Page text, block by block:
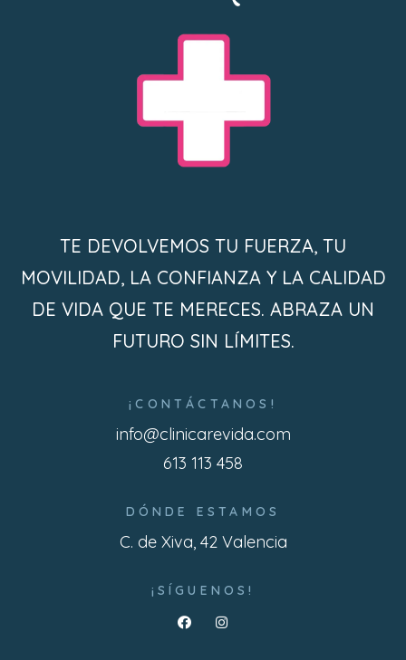
TE DEVOLVEMOS TU FUERZA, TU
MOVILIDAD, LA CONFIANZA Y LA CALIDAD
DE VIDA QUE TE MERECES. ABRAZA UN
FUTURO SIN LÍMITES.
¡CONTÁCTANOS!
info@clinicarevida.com
613 113 458
DÓNDE ESTAMOS
C. de Xiva, 42 Valencia
¡SÍGUENOS!